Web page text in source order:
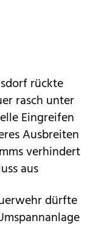
rückte
rasch unter
Eingreifen
Ausbreiten
verhindert
aus
dürfte